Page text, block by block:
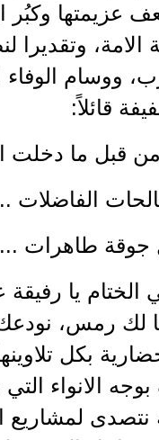
عزيمتها وكبُر
وتقديرا
ووسام
قائلاً:
قبل ما دخلت
الفاضلات
جوقة طاهرات
يا
لك رمس، نودعك
بكل
الانواء
نتصدى لمشاريع